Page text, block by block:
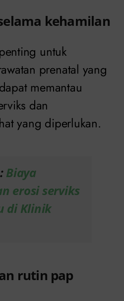
kehamilan
untuk
prenatal yang
memantau
dan
yang diperlukan.
Biaya
erosi serviks
di Klinik
rutin pap